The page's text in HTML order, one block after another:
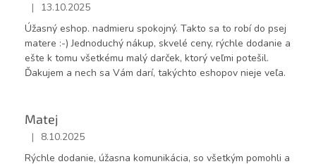
Hodnotenie obchodu je 5 z 5 hviezdičiek.
|
13.10.2025
Úžasný eshop. nadmieru spokojný. Takto sa to robí do psej
matere :-) Jednoduchý nákup, skvelé ceny, rýchle dodanie a
ešte k tomu všetkému malý darček, ktorý veľmi potešil.
Ďakujem a nech sa Vám darí, takýchto eshopov nieje veľa.
Matej
Hodnotenie obchodu je 5 z 5 hviezdičiek.
|
8.10.2025
Rýchle dodanie, úžasna komunikácia, so všetkým pomohli a